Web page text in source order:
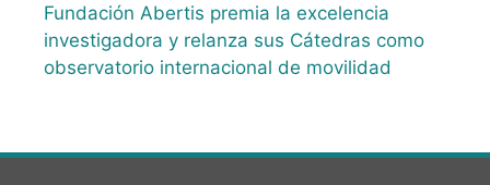
Fundación Abertis premia la excelencia
investigadora y relanza sus Cátedras como
observatorio internacional de movilidad